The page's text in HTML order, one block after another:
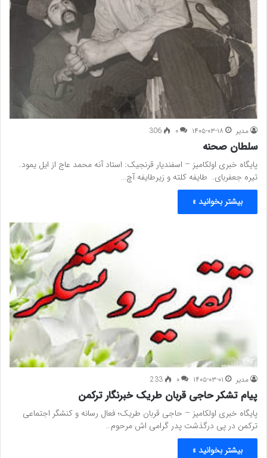
مدیر ۱۴۰۵-۰۳-۱۸ ۰ 306
سلطان صحنه
پایگاه خبری اولکامیز – اسفندیار قرنجیک: استاد آنه محمد عاج از ایل یمود.
تیره جعفربای. طایفه کلته و زیرطایفه آچ…
بیشتر بخوانید »
مدیر ۱۴۰۵-۰۳-۰۱ ۰ 233
پیام تشکر حاجی قربان طریک خبرنگار ترکمن
پایگاه خبری اولکامیز – حاجی قربان طریک؛ فعال رسانه و کنشگر اجتماعی
ترکمن در پی درگذشت پدر گرامی اش مرحوم…
بیشتر بخوانید »